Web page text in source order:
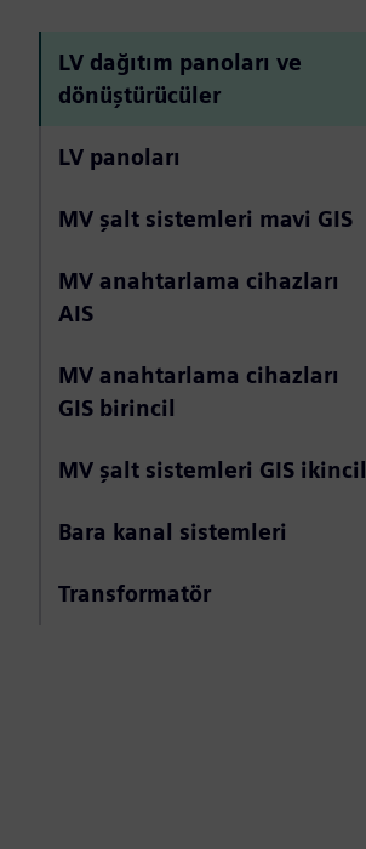
LV dağıtım panoları ve
dönüştürücüler
LV panoları
MV şalt sistemleri mavi GIS
MV anahtarlama cihazları
AIS
MV anahtarlama cihazları
GIS birincil
MV şalt sistemleri GIS ikincil
Bara kanal sistemleri
Transformatör